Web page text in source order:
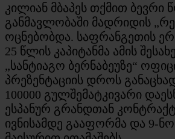
კილიან მბაპეს თქმით ბევრი
განმავლობაში მადრიდის
ოცნებობდა. საფრანგეთის
25 წლის კაპიტანმა ამის
„სანტიაგო ბერნაბეუზე“
პრეზენტაციის დროს
100000 გულშემატკივარი
ესპანურ გრანდთან
ივნისამდე გააფორმა და 9-